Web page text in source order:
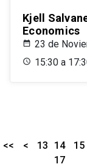
Kjell
Economics
23 de
15:30 a
<< < 13 14 15
17